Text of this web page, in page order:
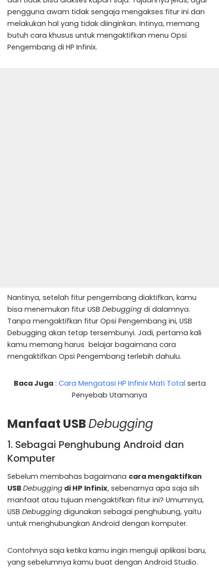
pengguna awam tidak sengaja mengakses fitur ini dan
melakukan hal yang tidak diinginkan. Intinya, memang
butuh cara khusus untuk mengaktifkan menu Opsi
Pengembang di HP Infinix.
Nantinya, setelah fitur pengembang diaktifkan, kamu
bisa menemukan fitur USB Debugging di dalamnya.
Tanpa mengaktifkan fitur Opsi Pengembang ini, USB
Debugging akan tetap tersembunyi. Jadi, pertama kali
kamu memang harus belajar bagaimana cara
mengaktifkan Opsi Pengembang terlebih dahulu.
Baca Juga: Cara Mengatasi HP Infinix Mati Total serta
Penyebab Utamanya
Manfaat USBDebugging
1. Sebagai Penghubung Android dan
Komputer
Sebelum membahas bagaimana cara mengaktifkan
USB Debugging di HP Infinix, sebenarnya apa saja sih
manfaat atau tujuan mengaktifkan fitur ini? Umumnya,
USB Debugging digunakan sebagai penghubung, yaitu
untuk menghubungkan Android dengan komputer.
Contohnya saja ketika kamu ingin menguji aplikasi baru,
yang sebelumnya kamu buat dengan Android Studio.